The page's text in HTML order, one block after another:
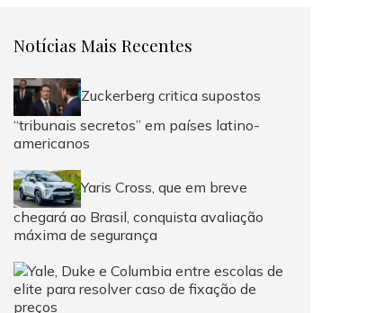
Notícias Mais Recentes
Zuckerberg critica supostos
“tribunais secretos” em países latino-
americanos
Yaris Cross, que em breve
chegará ao Brasil, conquista avaliação
máxima de segurança